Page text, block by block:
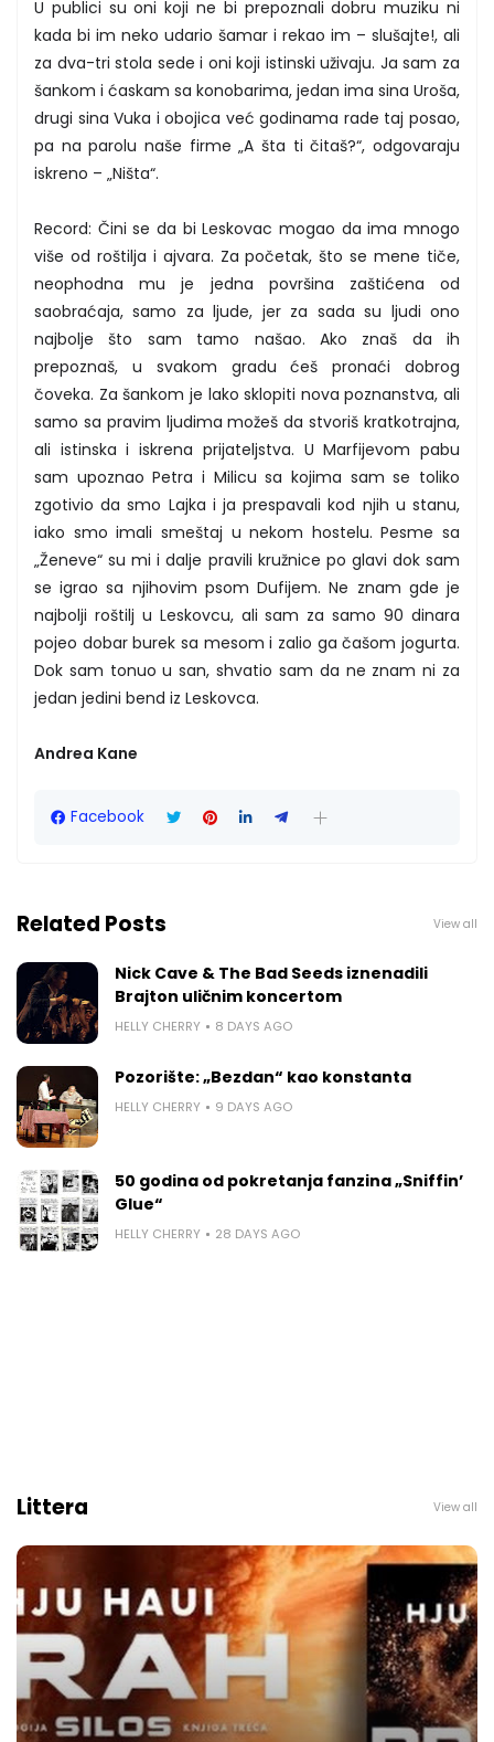
U publici su oni koji ne bi prepoznali dobru muziku ni
kada bi im neko udario šamar i rekao im – slušajte!, ali
za dva-tri stola sede i oni koji istinski uživaju. Ja sam za
šankom i ćaskam sa konobarima, jedan ima sina Uroša,
drugi sina Vuka i obojica već godinama rade taj posao,
pa na parolu naše firme „A šta ti čitaš?“, odgovaraju
iskreno – „Ništa“.
Record: Čini se da bi Leskovac mogao da ima mnogo
više od roštilja i ajvara. Za početak, što se mene tiče,
neophodna mu je jedna površina zaštićena od
saobraćaja, samo za ljude, jer za sada su ljudi ono
najbolje što sam tamo našao. Ako znaš da ih
prepoznaš, u svakom gradu ćeš pronaći dobrog
čoveka. Za šankom je lako sklopiti nova poznanstva, ali
samo sa pravim ljudima možeš da stvoriš kratkotrajna,
ali istinska i iskrena prijateljstva. U Marfijevom pabu
sam upoznao Petra i Milicu sa kojima sam se toliko
zgotivio da smo Lajka i ja prespavali kod njih u stanu,
iako smo imali smeštaj u nekom hostelu. Pesme sa
„Ženeve“ su mi i dalje pravili kružnice po glavi dok sam
se igrao sa njihovim psom Dufijem. Ne znam gde je
najbolji roštilj u Leskovcu, ali sam za samo 90 dinara
pojeo dobar burek sa mesom i zalio ga čašom jogurta.
Dok sam tonuo u san, shvatio sam da ne znam ni za
jedan jedini bend iz Leskovca.
Andrea Kane
Facebook
Related Posts View all
Nick Cave & The Bad Seeds iznenadili
Brajton uličnim koncertom
HELLY CHERRY 8 DAYS AGO
Pozorište: „Bezdan“ kao konstanta
HELLY CHERRY 9 DAYS AGO
50 godina od pokretanja fanzina „Sniffin’
Glue“
HELLY CHERRY 28 DAYS AGO
Littera View all